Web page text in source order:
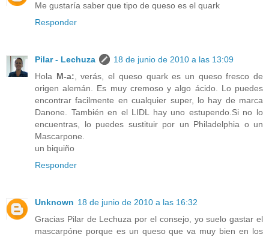
Me gustaría saber que tipo de queso es el quark
Responder
Pilar - Lechuza
18 de junio de 2010 a las 13:09
Hola M-a: , verás, el queso quark es un queso fresco de
origen alemán. Es muy cremoso y algo ácido. Lo puedes
encontrar facilmente en cualquier super, lo hay de marca
Danone. También en el LIDL hay uno estupendo.Si no lo
encuentras, lo puedes sustituir por un Philadelphia o un
Mascarpone.
un biquiño
Responder
Unknown 18 de junio de 2010 a las 16:32
Gracias Pilar de Lechuza por el consejo, yo suelo gastar el
mascarpóne porque es un queso que va muy bien en los